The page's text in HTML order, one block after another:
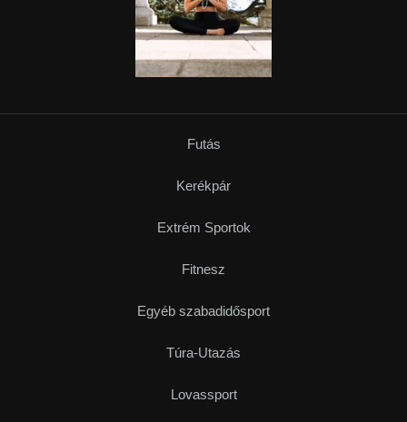
Futás
Kerékpár
Extrém Sportok
Fitnesz
Egyéb szabadidősport
Túra-Utazás
Lovassport